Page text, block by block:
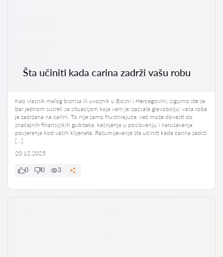
Šta učiniti kada carina zadrži vašu robu
Kao vlasnik malog biznisa ili uvoznik u Bosni i Hercegovini, sigurno ste se
bar jednom susreli sa situacijom koja vam je izazvala glavobolju: vaša roba
je zadržana na carini. To nije samo frustrirajuće, već može dovesti do
značajnih finansijskih gubitaka, kašnjenja u poslovanju i narušavanja
povjerenja kod vaših klijenata. Razumijevanje šta učiniti kada carina zadrži
[…]
20.12.2025
0 0 3